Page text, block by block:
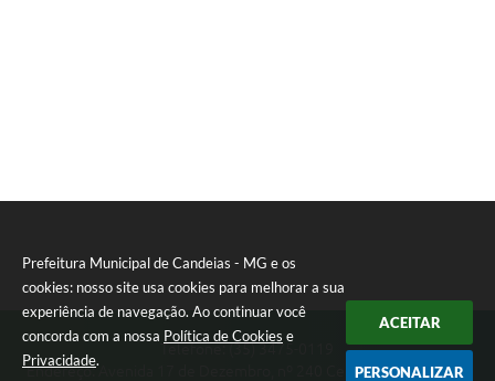
Prefeitura Municipal de Candeias - MG e os
cookies: nosso site usa cookies para melhorar a sua
experiência de navegação. Ao continuar você
concorda com a nossa Política de Cookies e
Privacidade.
ACEITAR
PERSONALIZAR
Telefone: (35) 3475-0119
Endereço: Avenida 17 de Dezembro, nº 240 Centro | CEP: 37280-